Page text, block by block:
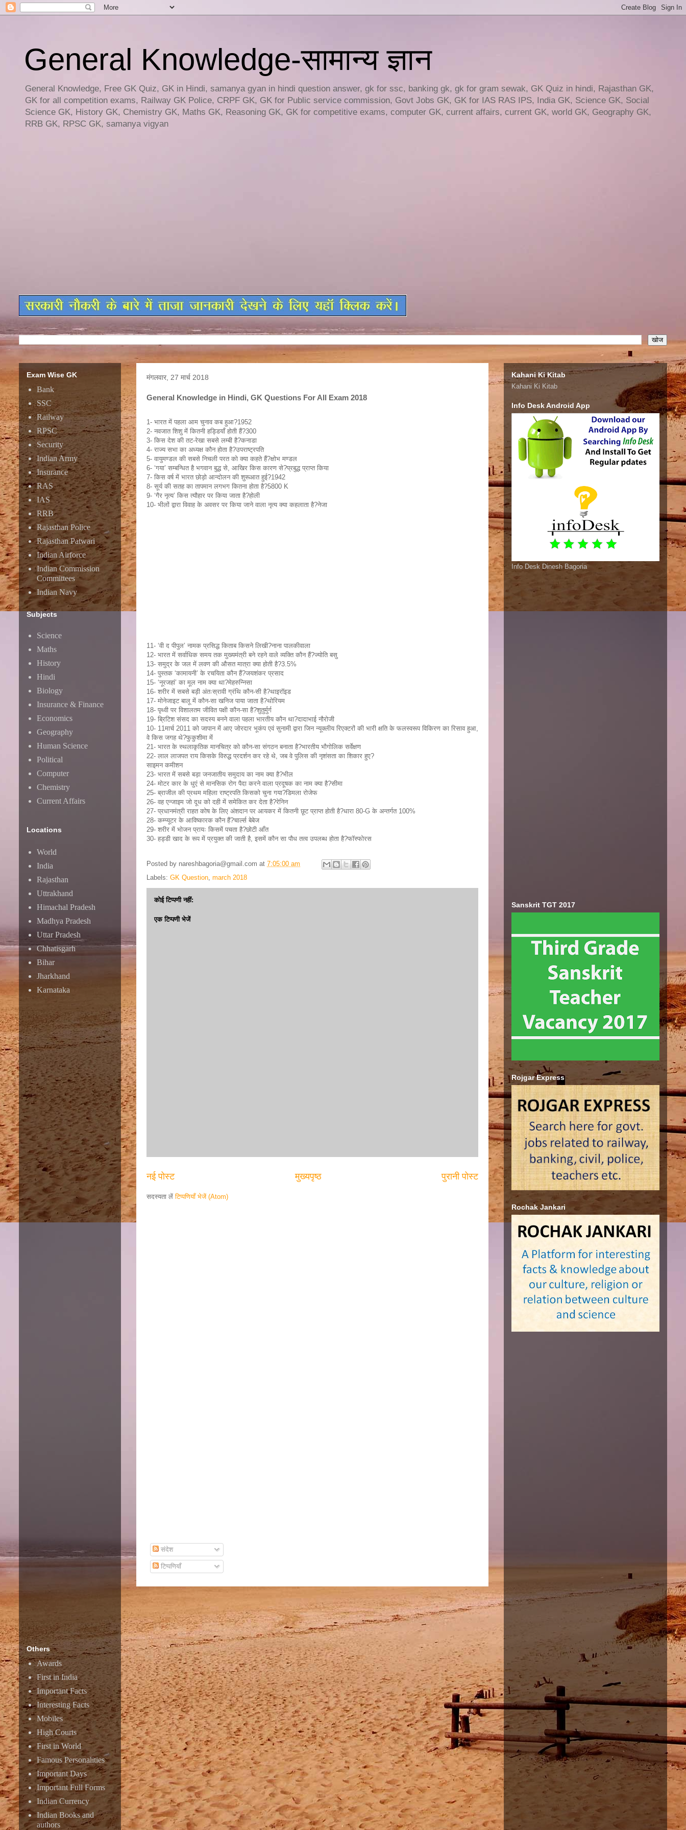
General Knowledge-सामान्य ज्ञान
General Knowledge, Free GK Quiz, GK in Hindi, samanya gyan in hindi question answer, gk for ssc, banking gk, gk for gram sewak, GK Quiz in hindi, Rajasthan GK,
GK for all competition exams, Railway GK Police, CRPF GK, GK for Public service commission, Govt Jobs GK, GK for IAS RAS IPS, India GK, Science GK, Social
Science GK, History GK, Chemistry GK, Maths GK, Reasoning GK, GK for competitive exams, computer GK, current affairs, current GK, world GK, Geography GK,
RRB GK, RPSC GK, samanya vigyan
मंगलवार, 27 मार्च 2018
General Knowledge in Hindi, GK Questions For All Exam 2018
1- भारत में पहला आम चुनाव कब हुआ?1952
2- नवजात शिशु में कितनी हड्डियाँ होती हैं?300
3- किस देश की तट-रेखा सबसे लम्बी है?कनाडा
4- राज्य सभा का अध्यक्ष कौन होता है?उपराष्ट्रपति
5- वायुमण्डल की सबसे निचली परत को क्या कहते हैं?क्षोभ मण्डल
6- ‘गया’ सम्बन्धित है भगवान बुद्ध से, आखिर किस कारण से?प्रबुद्ध प्राप्त किया
7- किस वर्ष में भारत छोड़ो आन्दोलन की शुरूआत हुई?1942
8- सूर्य की सतह का तापमान लगभग कितना होता है?5800 K
9- ‘गैर नृत्य’ किस त्यौहार पर किया जाता है?होली
10- भीलों द्वारा विवाह के अवसर पर किया जाने वाला नृत्य क्या कहलाता है?नेजा
11- ‘वी द पीपुल’ नामक प्रसिद्ध किताब किसने लिखी?नाना पालकीवाला
12- भारत में सर्वाधिक समय तक मुख्यमंत्री बने रहने वाले व्यक्ति कौन हैं?ज्योति बसु
13- समुद्र के जल में लवण की औसत मात्रा क्या होती है?3.5%
14- पुस्तक ‘कामायनी’ के रचयिता कौन हैं?जयशंकर प्रसाद
15- ‘नूरजहां’ का मूल नाम क्या था?मेहरुन्निसा
16- शरीर में सबसे बड़ी अंतःस्रावी ग्रंथि कौन-सी है?थाइरॉइड
17- मोनेजाइट बालू में कौन-सा खनिज पाया जाता है?थोरियम
18- पृथ्वी पर विशालतम जीवित पक्षी कौन-सा है?शुतुर्मुर्ग
19- ब्रिटिश संसद का सदस्य बनने वाला पहला भारतीय कौन था?दादाभाई नौरोजी
10- 11मार्च 2011 को जापान में आए जोरदार भूकंप एवं सुनामी द्वारा जिन न्यूक्लीय रिएक्टरों की भारी क्षति के फलस्वरूप विकिरण का रिसाव हुआ,
वे किस जगह थे?फुकुशीमा में
21- भारत के स्थलाकृतिक मानचित्र को कौन-सा संगठन बनाता है?भारतीय भौगोलिक सर्वेक्षण
22- लाल लाजपत राय किसके विरुद्ध प्रदर्शन कर रहे थे, जब वे पुलिस की नृशंसता का शिकार हुए?
साइमन कमीशन
23- भारत में सबसे बड़ा जनजातीय समुदाय का नाम क्या है?भील
24- मोटर कार के धुएं से मानसिक रोग पैदा करने वाला प्रदूषक का नाम क्या है?सीमा
25- ब्राजील की प्रथम महिला राष्ट्रपति किसको चुना गया?डिमला रोजेफ
26- वह एन्जाइम जो दूध को दही में समेकित कर देता है?रेनिन
27- प्रधानमंत्री राहत कोष के लिए अंशदान पर आयकर में कितनी छूट प्राप्त होती है?धारा 80-G के अन्तर्गत 100%
28- कम्प्यूटर के आविष्कारक कौन हैं?चार्ल्स बेबेज
29- शरीर में भोजन प्रायः किसमें पचता है?छोटी आँत
30- हड्डी खाद के रूप में प्रयुक्त की जाती है, इसमें कौन सा पौध तत्व उपलब्ध होता है?फॉस्फोरस
Posted by nareshbagoria@gmail.com at 7:05:00 am
Labels: GK Question, march 2018
कोई टिप्पणी नहीं:
एक टिप्पणी भेजें
नई पोस्ट पुरानी पोस्ट
मुख्यपृष्ठ
सदस्यता लेंटिप्पणियाँ भेजें (Atom)
संदेश
टिप्पणियाँ
Exam Wise GK
Bank
SSC
Railway
RPSC
Security
Indian Army
Insurance
RAS
IAS
RRB
Rajasthan Police
Rajasthan Patwari
Indian Airforce
Indian Commission
Committees
Indian Navy
Subjects
Science
Maths
History
Hindi
Biology
Insurance & Finance
Economics
Geography
Human Science
Political
Computer
Chemistry
Current Affairs
Locations
World
India
Rajasthan
Uttrakhand
Himachal Pradesh
Madhya Pradesh
Uttar Pradesh
Chhatisgarh
Bihar
Jharkhand
Karnataka
Others
Awards
First in India
Important Facts
Interesting Facts
Mobiles
High Courts
First in World
Famous Personalities
Important Days
Important Full Forms
Indian Currency
Indian Books and
authors
Kahani Ki Kitab
Kahani Ki Kitab
Info Desk Android App
Info Desk Dinesh Bagoria
Sanskrit TGT 2017
Rojgar Express
Rochak Jankari